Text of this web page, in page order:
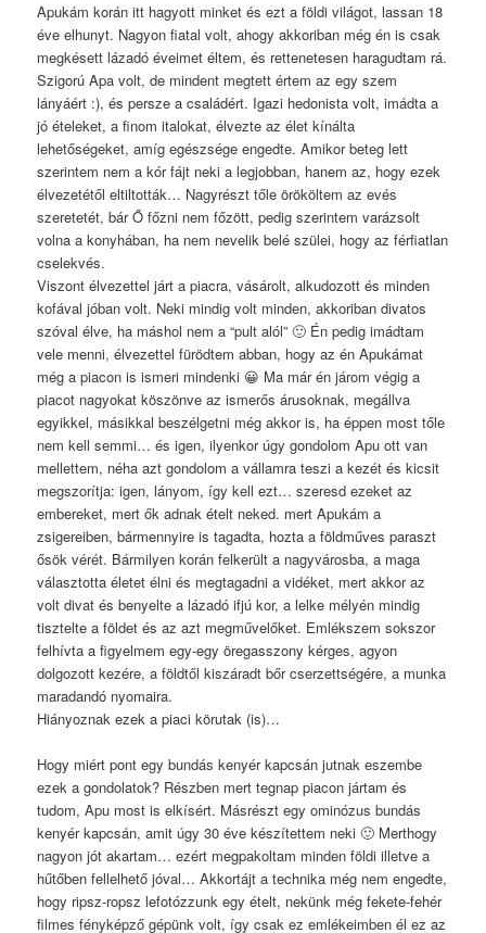
Apukám korán itt hagyott minket és ezt a földi világot, lassan 18
éve elhunyt. Nagyon fiatal volt, ahogy akkoriban még én is csak
megkésett lázadó éveimet éltem, és rettenetesen haragudtam rá.
Szigorú Apa volt, de mindent megtett értem az egy szem
lányáért :), és persze a családért. Igazi hedonista volt, imádta a
jó ételeket, a finom italokat, élvezte az élet kínálta
lehetőségeket, amíg egészsége engedte. Amikor beteg lett
szerintem nem a kór fájt neki a legjobban, hanem az, hogy ezek
élvezetétől eltiltották… Nagyrészt tőle örököltem az evés
szeretetét, bár Ő főzni nem főzött, pedig szerintem varázsolt
volna a konyhában, ha nem nevelik belé szülei, hogy az férfiatlan
cselekvés.
Viszont élvezettel járt a piacra, vásárolt, alkudozott és minden
kofával jóban volt. Neki mindig volt minden, akkoriban divatos
szóval élve, ha máshol nem a “pult alól” 🙂 Én pedig imádtam
vele menni, élvezettel fürödtem abban, hogy az én Apukámat
még a piacon is ismeri mindenki 😀 Ma már én járom végig a
piacot nagyokat köszönve az ismerős árusoknak, megállva
egyikkel, másikkal beszélgetni még akkor is, ha éppen most tőle
nem kell semmi… és igen, ilyenkor úgy gondolom Apu ott van
mellettem, néha azt gondolom a vállamra teszi a kezét és kicsit
megszorítja: igen, lányom, így kell ezt… szeresd ezeket az
embereket, mert ők adnak ételt neked. mert Apukám a
zsigereiben, bármennyire is tagadta, hozta a földműves paraszt
ősök vérét. Bármilyen korán felkerült a nagyvárosba, a maga
választotta életet élni és megtagadni a vidéket, mert akkor az
volt divat és benyelte a lázadó ifjú kor, a lelke mélyén mindig
tisztelte a földet és az azt megművelőket. Emlékszem sokszor
felhívta a figyelmem egy-egy öregasszony kérges, agyon
dolgozott kezére, a földtől kiszáradt bőr cserzettségére, a munka
maradandó nyomaira.
Hiányoznak ezek a piaci körutak (is)…
Hogy miért pont egy bundás kenyér kapcsán jutnak eszembe
ezek a gondolatok? Részben mert tegnap piacon jártam és
tudom, Apu most is elkísért. Másrészt egy ominózus bundás
kenyér kapcsán, amit úgy 30 éve készítettem neki 🙂 Merthogy
nagyon jót akartam… ezért megpakoltam minden földi illetve a
hűtőben fellelhető jóval… Akkortájt a technika még nem engedte,
hogy ripsz-ropsz lefotózzunk egy ételt, nekünk még fekete-fehér
filmes fényképző gépünk volt, így csak ez emlékeimben él ez az